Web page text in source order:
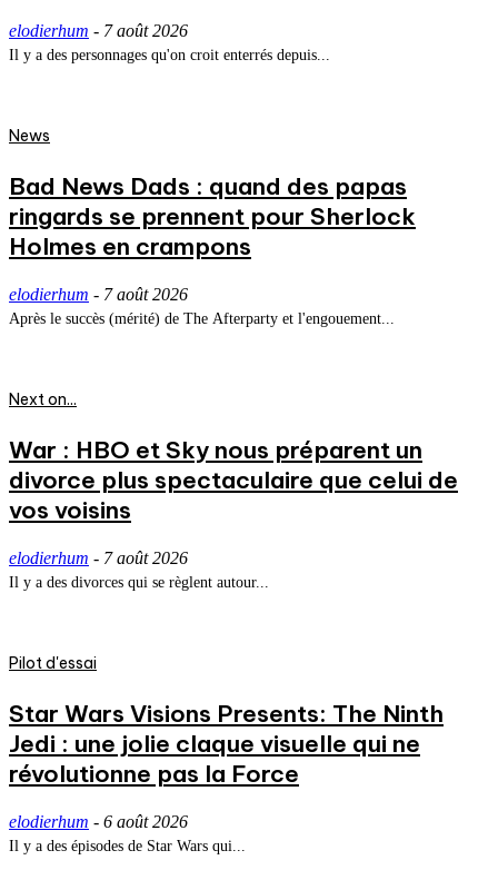
elodierhum - 7 août 2026
Il y a des personnages qu'on croit enterrés depuis...
News
Bad News Dads : quand des papas
ringards se prennent pour Sherlock
Holmes en crampons
elodierhum - 7 août 2026
Après le succès (mérité) de The Afterparty et l'engouement...
Next on...
War : HBO et Sky nous préparent un
divorce plus spectaculaire que celui de
vos voisins
elodierhum - 7 août 2026
Il y a des divorces qui se règlent autour...
Pilot d'essai
Star Wars Visions Presents: The Ninth
Jedi : une jolie claque visuelle qui ne
révolutionne pas la Force
elodierhum - 6 août 2026
Il y a des épisodes de Star Wars qui...